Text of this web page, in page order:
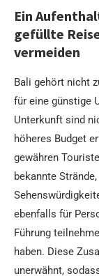
Ein
gefüllte
vermeiden
Bali gehört nicht
für eine günstige
Unterkunft sind
höheres Budget
gewähren
bekannte
ebenfalls für
Führung
haben. Diese
unerwähnt,